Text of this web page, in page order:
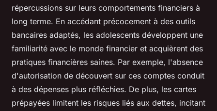
répercussions sur leurs comportements financiers à
long terme. En accédant précocement à des outils
bancaires adaptés, les adolescents développent une
familiarité avec le monde financier et acquièrent des
pratiques financières saines. Par exemple, l'absence
d'autorisation de découvert sur ces comptes conduit
à des dépenses plus réfléchies. De plus, les cartes
prépayées limitent les risques liés aux dettes, incitant